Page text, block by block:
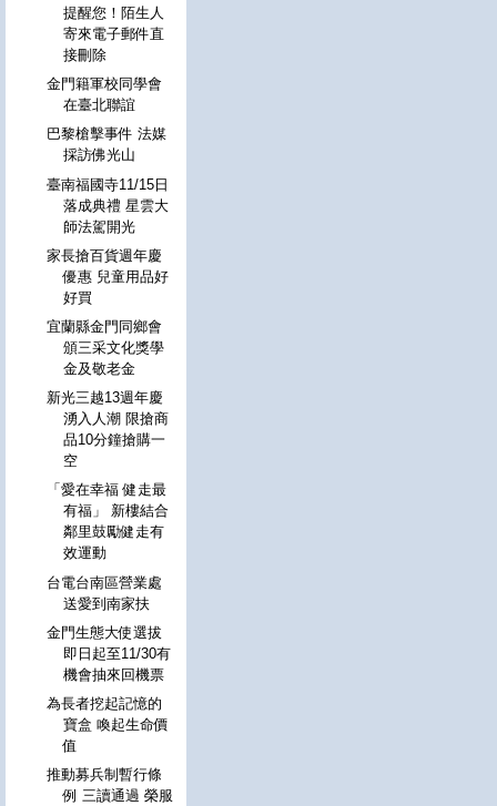
提醒您！陌生人
寄來電子郵件直
接刪除
金門籍軍校同學會
在臺北聯誼
巴黎槍擊事件 法媒
採訪佛光山
臺南福國寺11/15日
落成典禮 星雲大
師法駕開光
家長搶百貨週年慶
優惠 兒童用品好
好買
宜蘭縣金門同鄉會
頒三采文化獎學
金及敬老金
新光三越13週年慶
湧入人潮 限搶商
品10分鐘搶購一
空
「愛在幸福 健走最
有福」 新樓結合
鄰里鼓勵健走有
效運動
台電台南區營業處
送愛到南家扶
金門生態大使選拔
即日起至11/30有
機會抽來回機票
為長者挖起記憶的
寶盒 喚起生命價
值
推動募兵制暫行條
例 三讀通過 榮服